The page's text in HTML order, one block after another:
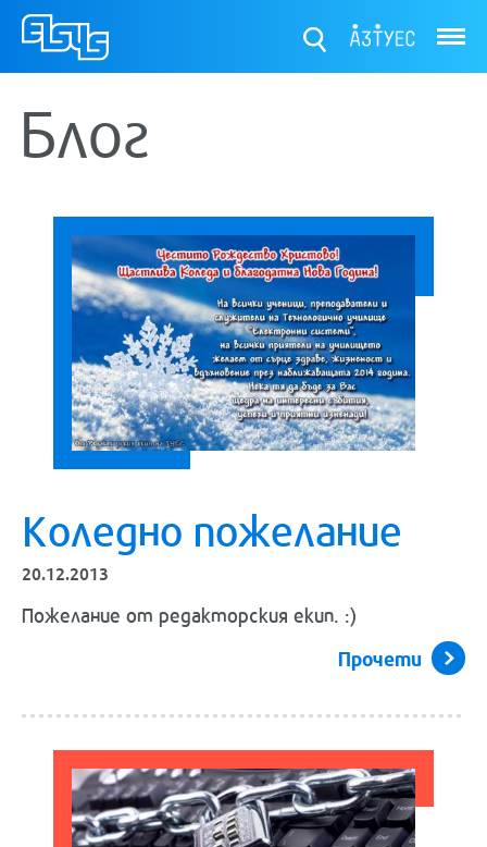
Блог
Коледно пожелание
20.12.2013
Пожелание от редакторския екип. :)
Прочети